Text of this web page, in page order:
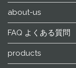
about-us
FAQ よくある質問
products